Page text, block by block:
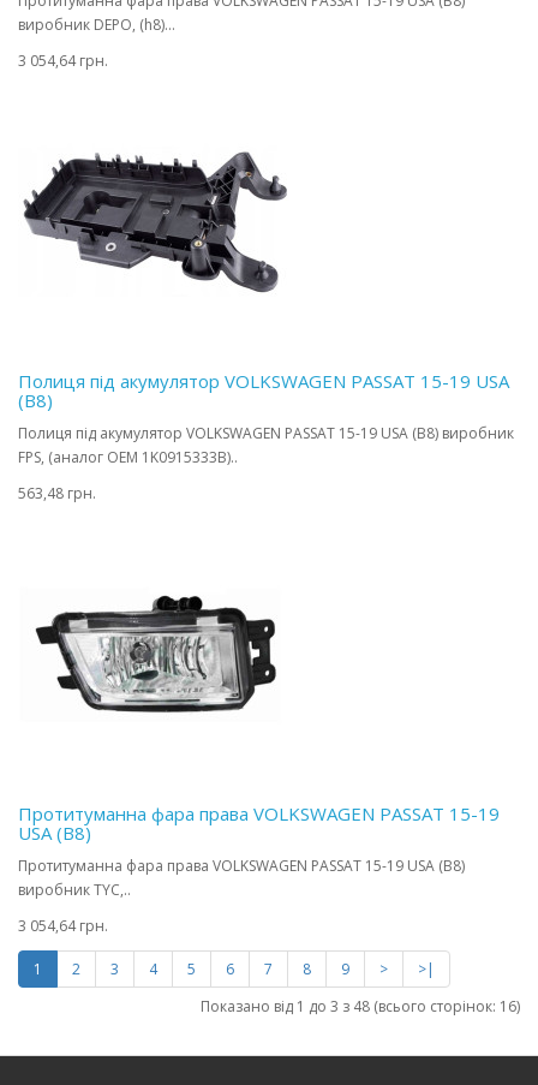
виробник DEPO, (h8)...
3 054,64 грн.
Полиця під акумулятор VOLKSWAGEN PASSAT 15-19 USA
(B8)
Полиця під акумулятор VOLKSWAGEN PASSAT 15-19 USA (B8) виробник
FPS, (аналог OEM 1K0915333B)..
563,48 грн.
Протитуманна фара права VOLKSWAGEN PASSAT 15-19
USA (B8)
Протитуманна фара права VOLKSWAGEN PASSAT 15-19 USA (B8)
виробник TYC,..
3 054,64 грн.
1 2 3 4 5 6 7 8 9 >
>|
Показано від 1 до 3 з 48 (всього сторінок: 16)